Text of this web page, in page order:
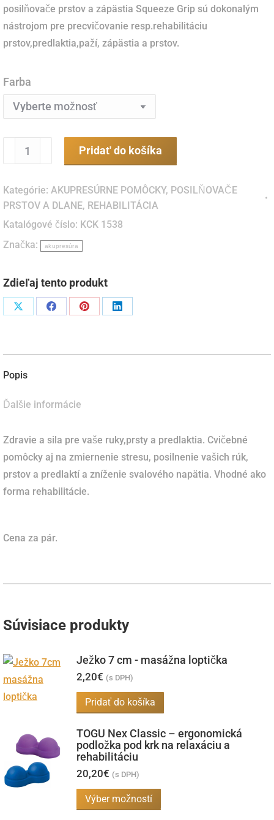
posilňovače prstov a zápästia Squeeze Grip sú dokonalým
nástrojom pre precvičovanie resp.rehabilitáciu
prstov,predlaktia,paží, zápästia a prstov.
Farba
množstvo
Posilňovač
a
Squeeze
Grip
Pridať do košíka
Kategórie: AKUPRESÚRNE POMÔCKY, POSILŇOVAČE
PRSTOV A DLANE, REHABILITÁCIA
Katalógové číslo: KCK 1538
Značka:
akupresúra
Zdieľaj tento produkt
Podiel Podiel Podiel Podiel
Popis
Ďalšie informácie
Zdravie a sila pre vaše ruky,prsty a predlaktia. Cvičebné
pomôcky aj na zmiernenie stresu, posilnenie vašich rúk,
prstov a predlaktí a zníženie svalového napätia. Vhodné ako
forma rehabilitácie.
Cena za pár.
Súvisiace produkty
Ježko 7 cm - masážna loptička
2,20€ (s DPH)
Pridať do košíka
TOGU Nex Classic – ergonomická
podložka pod krk na relaxáciu a
rehabilitáciu
20,20€ (s DPH)
Výber možností
produkt